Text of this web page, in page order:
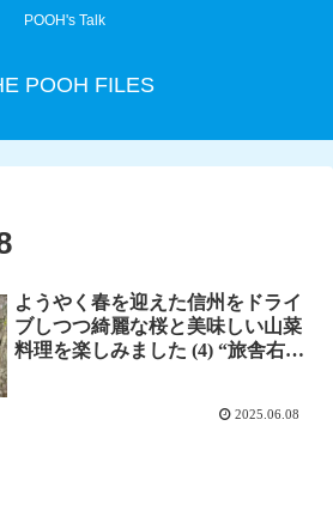
POOH's Talk
POOH FILES
ようやく春を迎えた信州をドライ
ブしつつ綺麗な桜と美味しい山菜
料理を楽しみました (4) “旅舎右馬
2025.06.08